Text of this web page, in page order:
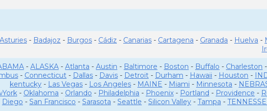
Asturies - Badajoz - Burgos - Cádiz - Canarias - Cartagena - Granada - Huelva -
- ALASKA - Atlanta - Austin - Baltimore - Boston - Buffalo - Charleston -
- Connecticut - Dallas - Davis - Detroit - Durham - Hawaii - Houston -
kentucky - Las Vegas - Los Angeles - MAINE - Miami - Minnesota -
- Oklahoma - Orlando - Philadelphia - Phoenix - Portland - Providence -
Diego - San Francisco - Sarasota - Seattle - Silicon Valley - Tampa -